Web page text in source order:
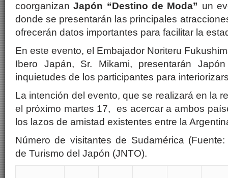
coorganizanJapón “Destino de Moda” un
donde se presentarán las principales
ofrecerán datos importantes para facilitar la
En este evento, el Embajador Noriteru
Ibero Japán, Sr. Mikami, presentarán
inquietudes de los participantes para
La intención del evento, que se realizará en la
el próximo martes 17, es acercar a ambos
los lazos de amistad existentes entre la
Número de visitantes de Sudamérica
de Turismo del Japón (JNTO).